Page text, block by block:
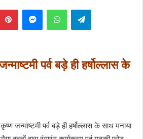
PinterestMessengerWhatsAppTelegram
पर्व बड़े ही हर्षोल्लास के
जन्माष्टमी पर्व बड़े ही हर्षोल्लास के साथ मनाया